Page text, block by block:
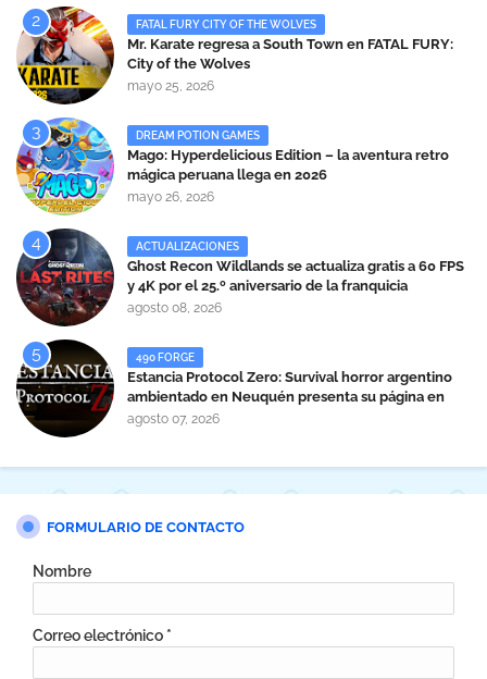
FATAL FURY CITY OF THE WOLVES
Mr. Karate regresa a South Town en FATAL FURY:
City of the Wolves
mayo 25, 2026
DREAM POTION GAMES
Mago: Hyperdelicious Edition – la aventura retro
mágica peruana llega en 2026
mayo 26, 2026
ACTUALIZACIONES
Ghost Recon Wildlands se actualiza gratis a 60 FPS
y 4K por el 25.º aniversario de la franquicia
agosto 08, 2026
490 FORGE
Estancia Protocol Zero: Survival horror argentino
ambientado en Neuquén presenta su página en
Steam
agosto 07, 2026
FORMULARIO DE CONTACTO
Nombre
Correo electrónico *